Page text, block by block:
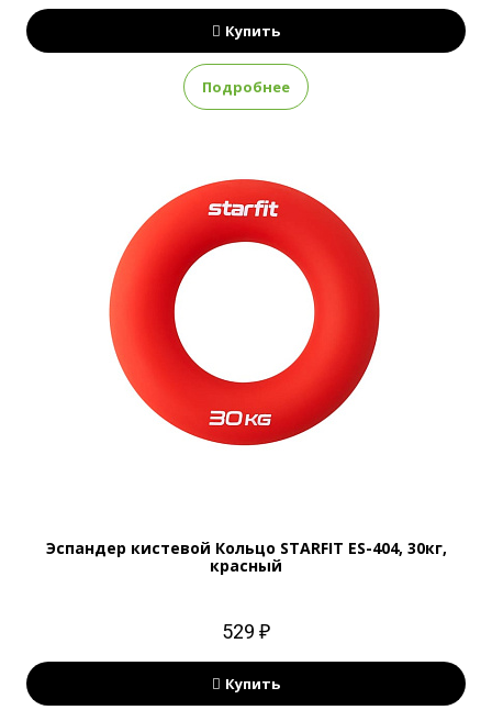
Купить
Подробнее
Эспандер кистевой Кольцо STARFIT ES-404, 30кг,
красный
529 ₽
Купить